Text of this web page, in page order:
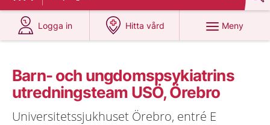
Logga in
på 1177.se
Hitta vård
på 1177.se
Meny
Barn- och ungdomspsykiatrins
utredningsteam USÖ, Örebro
Universitetssjukhuset Örebro, entré E